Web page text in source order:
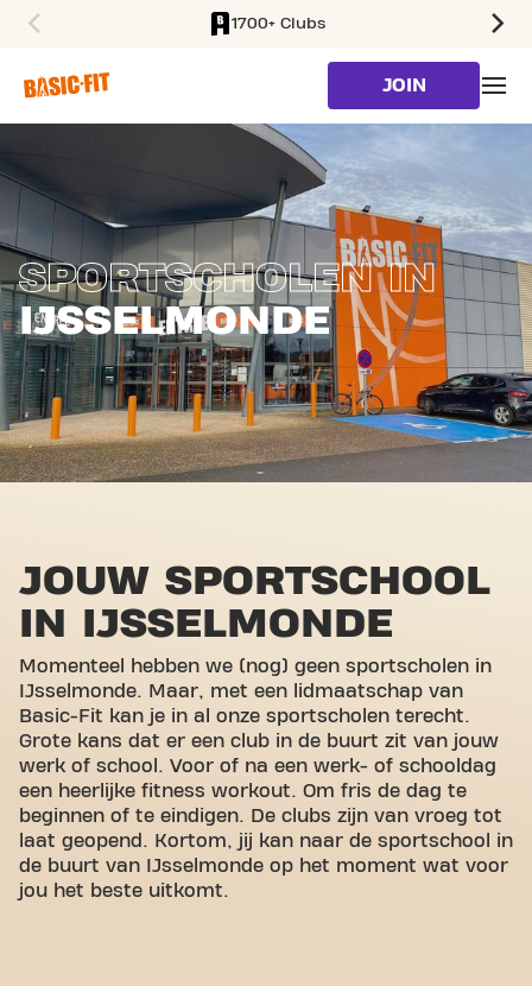
1700+ Clubs
JOIN
SPORTSCHOLEN IN
IJSSELMONDE
JOUW SPORTSCHOOL
IN IJSSELMONDE
Momenteel hebben we (nog) geen sportscholen in
IJsselmonde. Maar, met een lidmaatschap van
Basic-Fit kan je in al onze sportscholen terecht.
Grote kans dat er een club in de buurt zit van jouw
werk of school. Voor of na een werk- of schooldag
een heerlijke fitness workout. Om fris de dag te
beginnen of te eindigen. De clubs zijn van vroeg tot
laat geopend. Kortom, jij kan naar de sportschool in
de buurt van IJsselmonde op het moment wat voor
jou het beste uitkomt.